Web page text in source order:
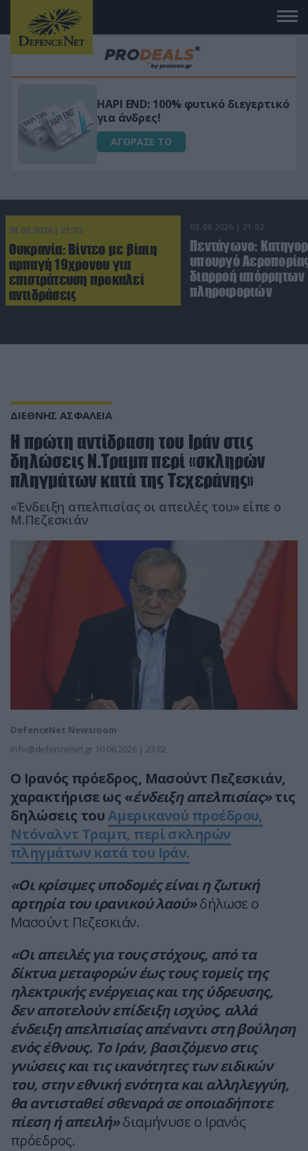
Μεταμόρφωσε τον κήπο σου με το
Ultra Box Μίνι Αλυσοπρίονο με
μπαταρία λιθίου
ΑΓΟΡΑΣΕ ΤΟ
08.08.2026 | 21:02
Ουκρανία: Βίντεο με βίαιη
αρπαγή 19χρονου για
επιστράτευση προκαλεί
αντιδράσεις
08.08.2026 | 21:02
Πεντάγωνο:
υπουργό
διαρροή απόρρητων
πληροφοριών
ΔΙΕΘΝΗΣ ΑΣΦΑΛΕΙΑ
Η πρώτη αντίδραση του Ιράν στις
δηλώσεις Ν.Τραμπ περί «σκληρών
πληγμάτων κατά της Τεχεράνης»
«Ένδειξη απελπισίας οι απειλές του» είπε ο
Μ.Πεζεσκιάν
DefenceNet Newsroom
info@defencenet.gr 10.06.2026 | 23:02
Ο Ιρανός πρόεδρος, Μασούντ Πεζεσκιάν,
χαρακτήρισε ως «ένδειξη απελπισίας»τις
δηλώσεις τουΑμερικανού προέδρου,
Ντόναλντ Τραμπ, περί σκληρών
πληγμάτων κατά του Ιράν.
«Οι κρίσιμες υποδομές είναι η ζωτική
αρτηρία του ιρανικού λαού»δήλωσε ο
Μασούντ Πεζεσκιάν.
«Οι απειλές για τους στόχους, από τα
δίκτυα μεταφορών έως τους τομείς της
ηλεκτρικής ενέργειας και της ύδρευσης,
δεν αποτελούν επίδειξη ισχύος, αλλά
ένδειξη απελπισίας απέναντι στη βούληση
ενός έθνους. Το Ιράν, βασιζόμενο στις
γνώσεις και τις ικανότητες των ειδικών
του, στην εθνική ενότητα και αλληλεγγύη,
θα αντισταθεί σθεναρά σε οποιαδήποτε
πίεση ή απειλή»διαμήνυσε ο Ιρανός
πρόεδρος.